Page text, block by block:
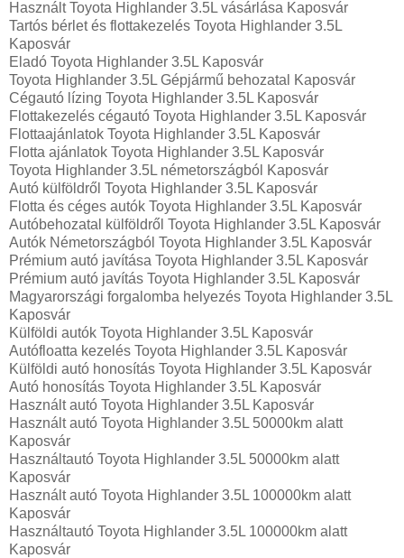
Használt Toyota Highlander 3.5L vásárlása Kaposvár
Tartós bérlet és flottakezelés Toyota Highlander 3.5L
Kaposvár
Eladó Toyota Highlander 3.5L Kaposvár
Toyota Highlander 3.5L Gépjármű behozatal‎ Kaposvár
Cégautó lízing Toyota Highlander 3.5L Kaposvár
Flottakezelés cégautó Toyota Highlander 3.5L Kaposvár
Flottaajánlatok Toyota Highlander 3.5L Kaposvár
Flotta ajánlatok Toyota Highlander 3.5L Kaposvár
Toyota Highlander 3.5L németországból Kaposvár
Autó külföldről Toyota Highlander 3.5L Kaposvár
Flotta és céges autók Toyota Highlander 3.5L Kaposvár
Autóbehozatal külföldről Toyota Highlander 3.5L Kaposvár
Autók Németországból‎ Toyota Highlander 3.5L Kaposvár
Prémium autó javítása Toyota Highlander 3.5L Kaposvár
Prémium autó javítás Toyota Highlander 3.5L Kaposvár
Magyarországi forgalomba helyezés Toyota Highlander 3.5L
Kaposvár
Külföldi autók‎ Toyota Highlander 3.5L Kaposvár
Autófloatta kezelés Toyota Highlander 3.5L Kaposvár
Külföldi autó honosítás Toyota Highlander 3.5L Kaposvár
Autó honosítás Toyota Highlander 3.5L Kaposvár
Használt autó‎ Toyota Highlander 3.5L Kaposvár
Használt autó‎ Toyota Highlander 3.5L 50000km alatt
Kaposvár
Használtautó‎ Toyota Highlander 3.5L 50000km alatt
Kaposvár
Használt autó‎ Toyota Highlander 3.5L 100000km alatt
Kaposvár
Használtautó‎ Toyota Highlander 3.5L 100000km alatt
Kaposvár